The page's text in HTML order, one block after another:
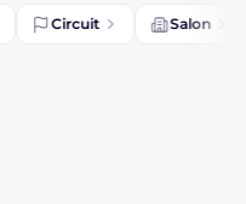
Circuit Salon